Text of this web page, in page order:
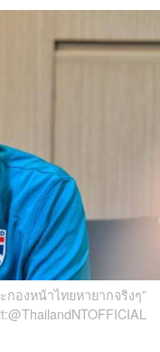
องหน้าไทยหายากจริงๆ”